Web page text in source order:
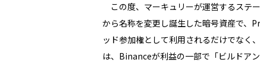
この度、マーキュリーが運営するステ
から名称を変更し誕生した暗号資産で、
ッド参加権として利用されるだけでなく
は、Binanceが利益の一部で「ビルドア